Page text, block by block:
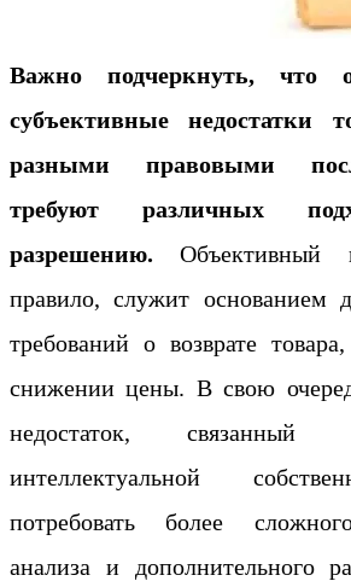
Важно подчеркнуть, что
субъективные недостатки
разными правовыми
требуют различных
разрешению. Объективный
правило, служит основанием
требований о возврате
снижении цены. В свою
недостаток,
интеллектуальной
потребовать более
анализа и дополнительного